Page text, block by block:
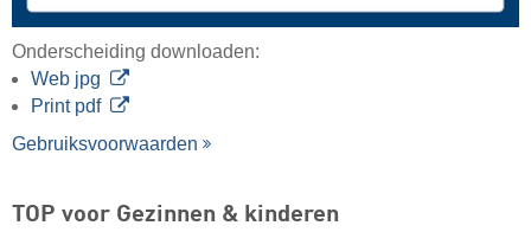
Onderscheiding downloaden:
Web jpg
Print pdf
Gebruiksvoorwaarden
TOP voor Gezinnen & kinderen